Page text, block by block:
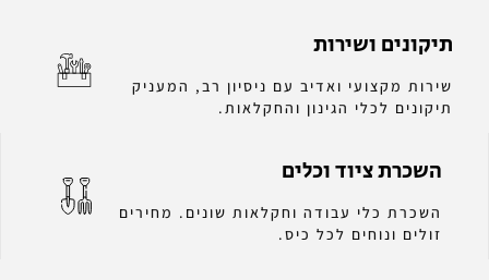
תיקונים ושירות
שירות מקצועי ואדיב עם ניסיון רב, המעניק
תיקונים לכלי הגינון והחקלאות.
השכרת ציוד וכלים
השכרת כלי עבודה וחקלאות שונים. מחירים
זולים ונוחים לכל כיס.